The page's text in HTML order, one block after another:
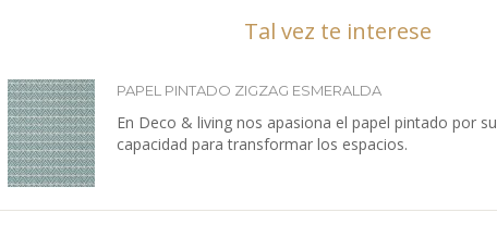
Tal vez te interese
PAPEL PINTADO ZIGZAG ESMERALDA
En Deco & living nos apasiona el papel pintado por su
capacidad para transformar los espacios.